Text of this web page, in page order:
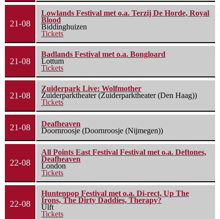
21-08
Lowlands Festival met o.a. Terzij De Horde, Royal
Blood
Biddinghuizen
Tickets
21-08
Badlands Festival met o.a. Bongloard
Lottum
Tickets
21-08
Zuiderpark Live: Wolfmother
Zuiderparktheater (Zuiderparktheater (Den Haag))
Tickets
21-08
Deafheaven
Doornroosje (Doornroosje (Nijmegen))
22-08
All Points East Festival Festival met o.a. Deftones,
Deafheaven
London
Tickets
22-08
Huntenpop Festival met o.a. Di-rect, Up The
Irons, The Dirty Daddies, Therapy?
Ulft
Tickets